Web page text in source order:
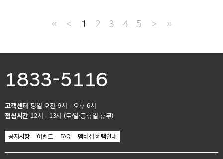
≪ ＜ 1 2 3 4 5 ＞ ≫
1833-5116
고객센터 평일 오전 9시 - 오후 6시
점심시간 12시 - 13시 (토·일·공휴일 휴무)
공지사항 이벤트 FAQ 멤버십 혜택안내